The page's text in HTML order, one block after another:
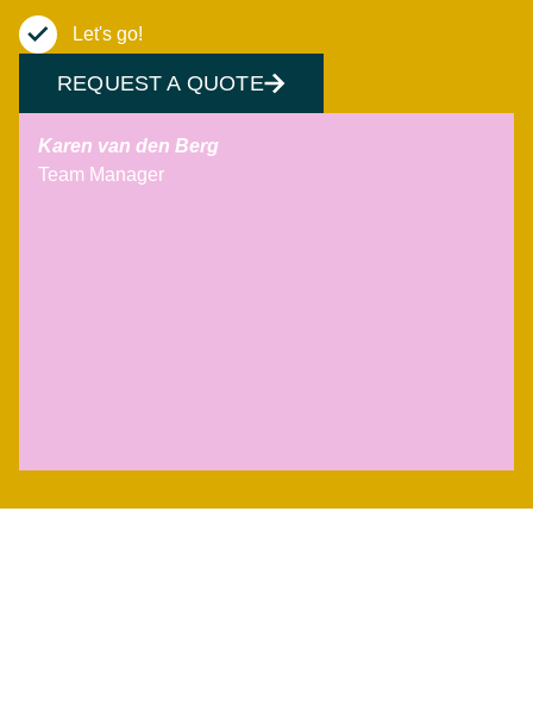
Karen van den Berg
Team Manager
Let's go!
REQUEST A QUOTE